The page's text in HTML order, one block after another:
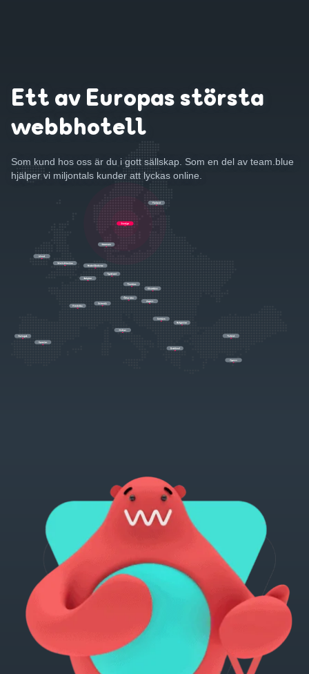
Ett av Europas största
webbhotell
Som kund hos oss är du i gott sällskap. Som en del av team.blue
hjälper vi miljontals kunder att lyckas online.